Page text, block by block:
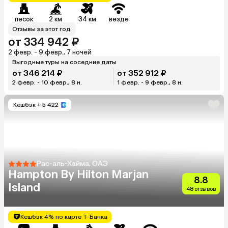
песок 2 км 34 км везде
Отзывы за этот год
от 334 942 ₽
2 февр. - 9 февр., 7 ночей
Выгодные туры на соседние даты
от 346 214 ₽
2 февр. - 10 февр., 8 н.
от 352 912 ₽
1 февр. - 9 февр., 8 н.
Кешбэк + 5 422
Рас-аль-Хайма, ОАЭ
Hampton By Hilton Marjan
Island
8.8
48 отзывов
Кешбэк 4% по карте Т-Банка